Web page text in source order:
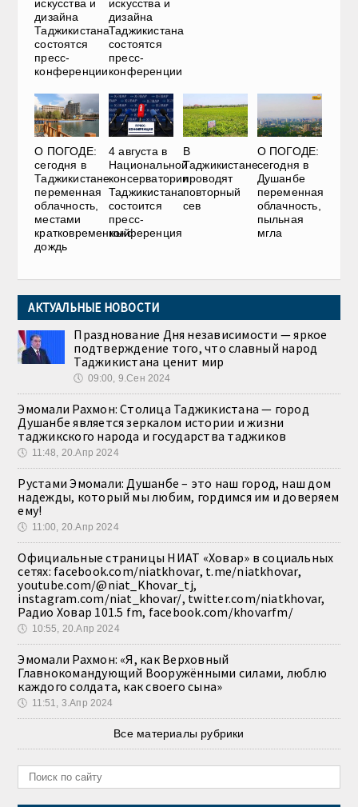
искусства и
дизайна
Таджикистана
состоятся
пресс-
конференции
искусства и
дизайна
Таджикистана
состоятся
пресс-
конференции
О ПОГОДЕ:
сегодня в
Таджикистане
переменная
облачность,
местами
кратковременный
дождь
4 августа в
Национальной
консерватории
Таджикистана
состоится
пресс-
конференция
В
Таджикистане
проводят
повторный
сев
О ПОГОДЕ:
сегодня в
Душанбе
переменная
облачность,
пыльная
мгла
АКТУАЛЬНЫЕ НОВОСТИ
Празднование Дня независимости — яркое
подтверждение того, что славный народ
Таджикистана ценит мир
🕔 09:00, 9.Сен 2024
Эмомали Рахмон: Столица Таджикистана — город
Душанбе является зеркалом истории и жизни
таджикского народа и государства таджиков
🕔 11:48, 20.Апр 2024
Рустами Эмомали: Душанбе – это наш город, наш дом
надежды, который мы любим, гордимся им и доверяем
ему!
🕔 11:00, 20.Апр 2024
Официальные страницы НИАТ «Ховар» в социальных
сетях: facebook.com/niatkhovar, t.me/niatkhovar,
youtube.com/@niat_Khovar_tj,
instagram.com/niat_khovar/, twitter.com/niatkhovar,
Радио Ховар 101.5 fm, facebook.com/khovarfm/
🕔 10:55, 20.Апр 2024
Эмомали Рахмон: «Я, как Верховный
Главнокомандующий Вооружёнными силами, люблю
каждого солдата, как своего сына»
🕔 11:51, 3.Апр 2024
Все материалы рубрики